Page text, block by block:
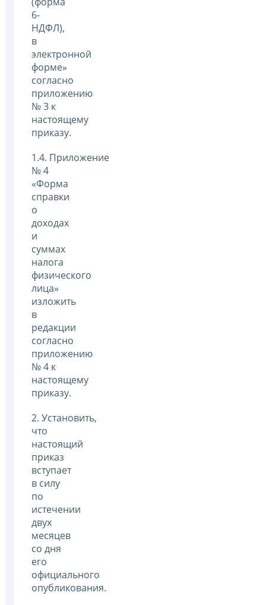
6-
НДФЛ),
в
электронной
форме»
согласно
приложению
№ 3 к
настоящему
приказу.
1.4. Приложение
№ 4
«Форма
справки
о
доходах
и
суммах
налога
физического
лица»
изложить
в
редакции
согласно
приложению
№ 4 к
настоящему
приказу.
2. Установить,
что
настоящий
приказ
вступает
в силу
по
истечении
двух
месяцев
со дня
его
официального
опубликования.